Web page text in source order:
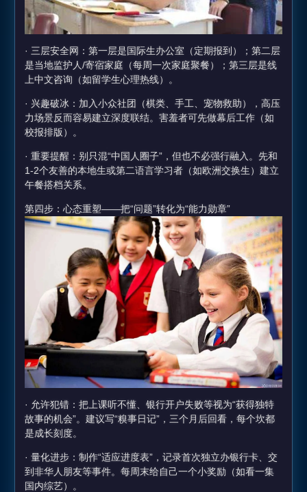
· 三层安全网：第一层是国际生办公室（定期报到）；第二层
是当地监护人/寄宿家庭（每周一次家庭聚餐）；第三层是线
上中文咨询（如留学生心理热线）。
· 兴趣破冰：加入小众社团（棋类、手工、宠物救助），高压
力场景反而容易建立深度联结。害羞者可先做幕后工作（如
校报排版）。
· 重要提醒：别只混“中国人圈子”，但也不必强行融入。先和
1-2个友善的本地生或第二语言学习者（如欧洲交换生）建立
午餐搭档关系。
第四步：心态重塑——把“问题”转化为“能力勋章”
· 允许犯错：把上课听不懂、银行开户失败等视为“获得独特
故事的机会”。建议写“糗事日记”，三个月后回看，每个坎都
是成长刻度。
· 量化进步：制作“适应进度表”，记录首次独立办银行卡、交
到非华人朋友等事件。每周末给自己一个小奖励（如看一集
国内综艺）。